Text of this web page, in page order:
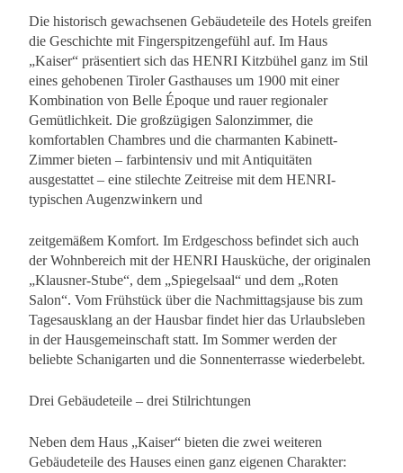
Die historisch gewachsenen Gebäudeteile des Hotels greifen
die Geschichte mit Fingerspitzengefühl auf. Im Haus
„Kaiser“ präsentiert sich das HENRI Kitzbühel ganz im Stil
eines gehobenen Tiroler Gasthauses um 1900 mit einer
Kombination von Belle Époque und rauer regionaler
Gemütlichkeit. Die großzügigen Salonzimmer, die
komfortablen Chambres und die charmanten Kabinett-
Zimmer bieten – farbintensiv und mit Antiquitäten
ausgestattet – eine stilechte Zeitreise mit dem HENRI-
typischen Augenzwinkern und
zeitgemäßem Komfort. Im Erdgeschoss befindet sich auch
der Wohnbereich mit der HENRI Hausküche, der originalen
„Klausner-Stube“, dem „Spiegelsaal“ und dem „Roten
Salon“. Vom Frühstück über die Nachmittagsjause bis zum
Tagesausklang an der Hausbar findet hier das Urlaubsleben
in der Hausgemeinschaft statt. Im Sommer werden der
beliebte Schanigarten und die Sonnenterrasse wiederbelebt.
Drei Gebäudeteile – drei Stilrichtungen
Neben dem Haus „Kaiser“ bieten die zwei weiteren
Gebäudeteile des Hauses einen ganz eigenen Charakter: